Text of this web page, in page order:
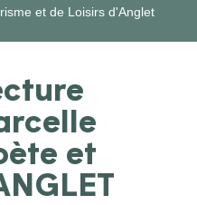
et de Loisirs d'Anglet
et